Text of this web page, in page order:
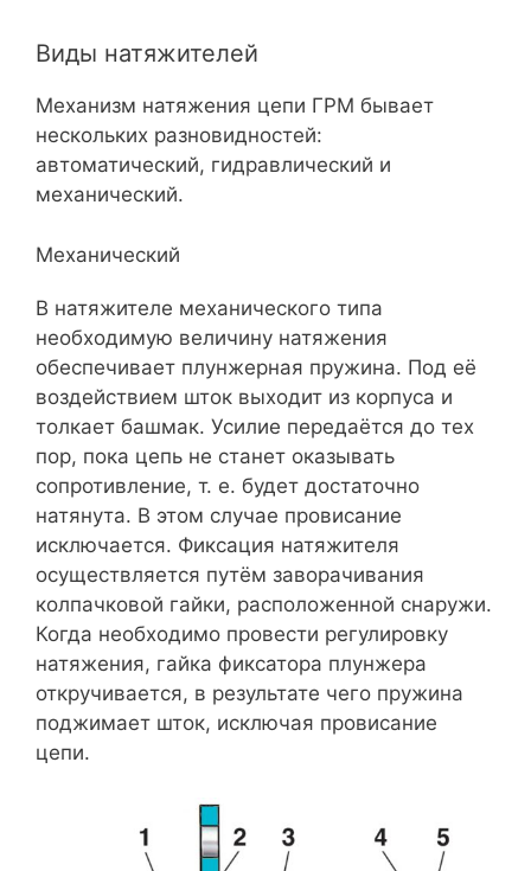
Виды натяжителей
Механизм натяжения цепи ГРМ бывает
нескольких разновидностей:
автоматический, гидравлический и
механический.
Механический
В натяжителе механического типа
необходимую величину натяжения
обеспечивает плунжерная пружина. Под её
воздействием шток выходит из корпуса и
толкает башмак. Усилие передаётся до тех
пор, пока цепь не станет оказывать
сопротивление, т. е. будет достаточно
натянута. В этом случае провисание
исключается. Фиксация натяжителя
осуществляется путём заворачивания
колпачковой гайки, расположенной снаружи.
Когда необходимо провести регулировку
натяжения, гайка фиксатора плунжера
откручивается, в результате чего пружина
поджимает шток, исключая провисание
цепи.